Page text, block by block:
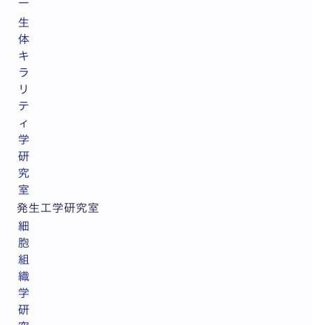
ー
生
体
キ
ラ
リ
テ
ィ
学
研
究
室
発生工学研究室
細
胞
組
織
学
研